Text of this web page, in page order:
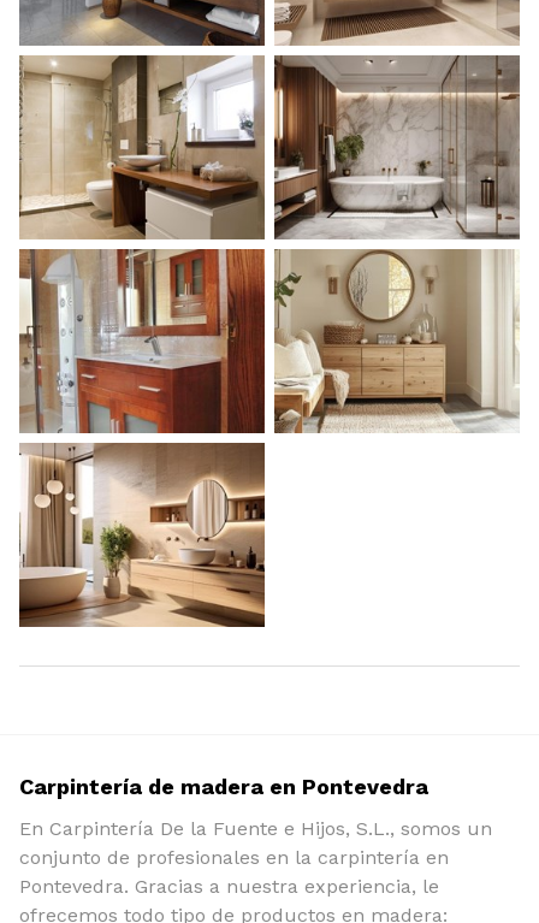
Carpintería de madera en Pontevedra
En Carpintería De la Fuente e Hijos, S.L., somos un
conjunto de profesionales en la carpintería en
Pontevedra. Gracias a nuestra experiencia, le
ofrecemos todo tipo de productos en madera: